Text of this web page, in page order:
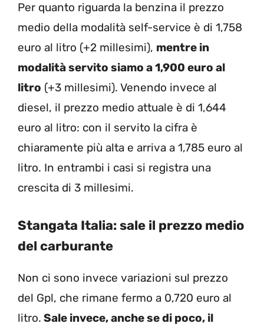
Per quanto riguarda la benzina il prezzo
medio della modalità self-service è di 1,758
euro al litro (+2 millesimi), mentre in
modalità servito siamo a 1,900 euro al
litro (+3 millesimi). Venendo invece al
diesel, il prezzo medio attuale è di 1,644
euro al litro: con il servito la cifra è
chiaramente più alta e arriva a 1,785 euro al
litro. In entrambi i casi si registra una
crescita di 3 millesimi.
Stangata Italia: sale il prezzo medio
del carburante
Non ci sono invece variazioni sul prezzo
del Gpl, che rimane fermo a 0,720 euro al
litro. Sale invece, anche se di poco, il